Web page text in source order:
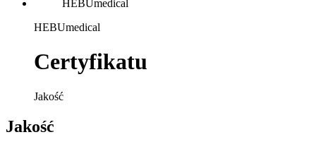
HEBUmedical
Certyfikatu
Jakość
Jakość